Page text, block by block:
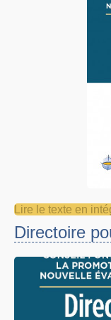
Lire le texte en
Directoire